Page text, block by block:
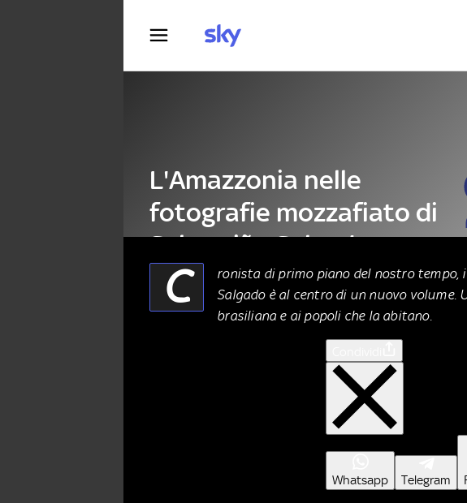
L'Amazzonia nelle
fotografie mozzafiato di
Sebastião Salgado
ALTRO 27 Maggio 2021
C
ronista di primo piano del nostro tempo,
Salgado è al centro di un nuovo volume.
brasiliana e ai popoli che la abitano.
Whatsapp Telegram